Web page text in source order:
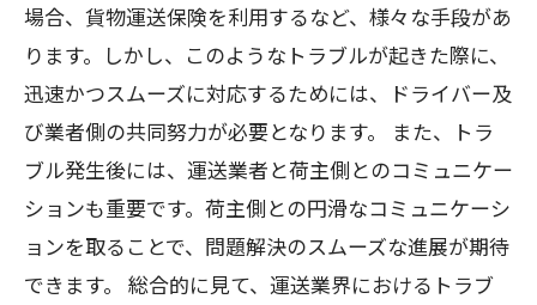
場合、貨物運送保険を利用するなど、様々な手段があ
ります。しかし、このようなトラブルが起きた際に、
迅速かつスムーズに対応するためには、ドライバー及
び業者側の共同努力が必要となります。 また、トラ
ブル発生後には、運送業者と荷主側とのコミュニケー
ションも重要です。荷主側との円滑なコミュニケーシ
ョンを取ることで、問題解決のスムーズな進展が期待
できます。 総合的に見て、運送業界におけるトラブ